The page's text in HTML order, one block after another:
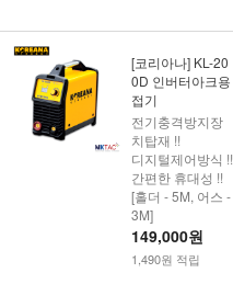
[코리아나] KL-20
0D 인버터아크용
접기
전기충격방지장
치탑재 !!
디지털제어방식 !!
간편한 휴대성 !!
[홀더 - 5M, 어스 -
3M]
149,000원
1,490원 적립